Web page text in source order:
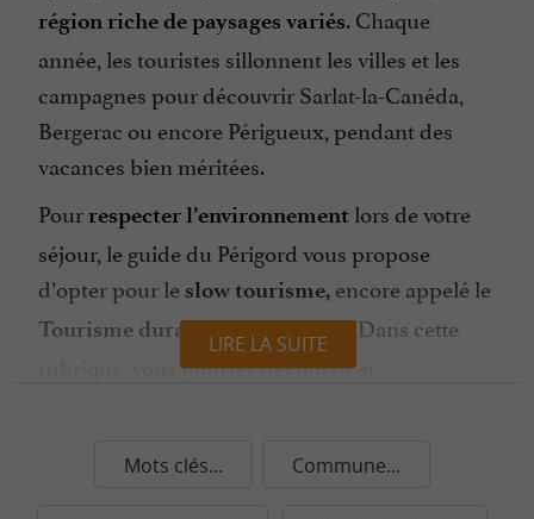
région riche de paysages variés. Chaque
année, les touristes sillonnent les villes et les
campagnes pour découvrir Sarlat-la-Canéda,
Bergerac ou encore Périgueux, pendant des
vacances bien méritées.
Pour respecter l’environnement lors de votre
séjour, le guide du Périgord vous propose
d’opter pour le slow tourisme, encore appelé le
Tourisme durableen Dordogne. Dans cette
rubrique, vous pourrez découvrir et
responsable.
LIRE LA SUITE
Mots clés... Commune...